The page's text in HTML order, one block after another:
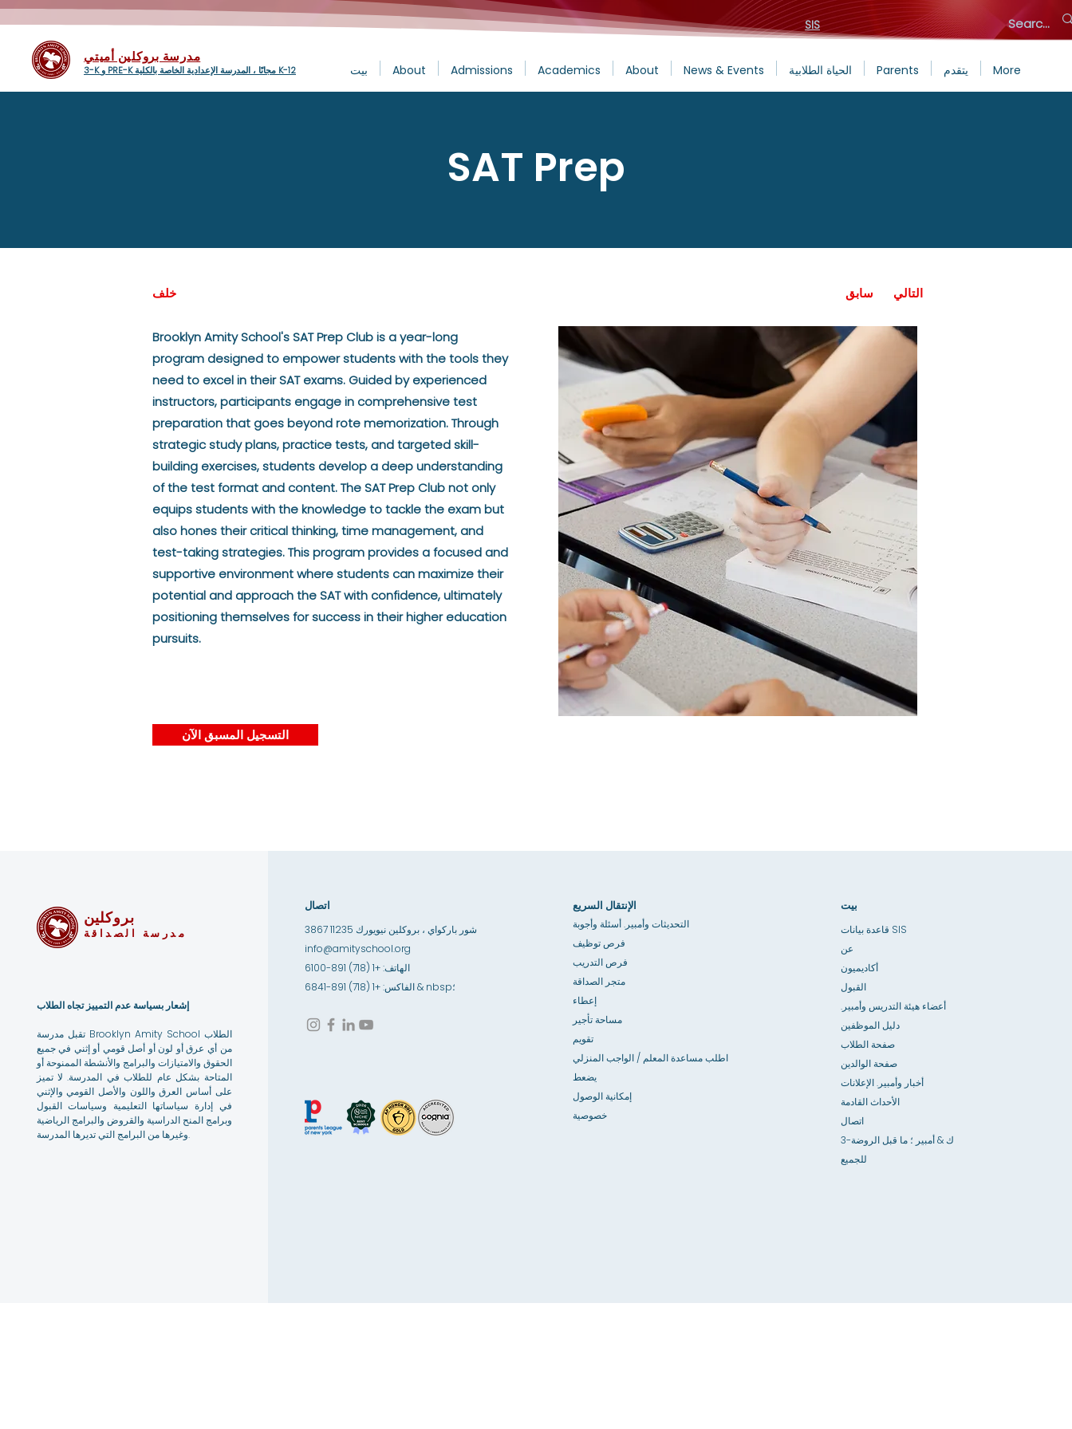
SIS
مدرسة بروكلين أميتي
3-K و PRE-K مجانًا ، المدرسة الإعدادية الخاصة بالكلية K-12 بيت About Admissions Academics About News & Events الحياة الطلابية Parents يتقدم More
SAT Prep
خلف
Brooklyn Amity School's SAT Prep Club is a year-long
program designed to empower students with the tools they
need to excel in their SAT exams. Guided by experienced
instructors, participants engage in comprehensive test
preparation that goes beyond rote memorization. Through
strategic study plans, practice tests, and targeted skill-
building exercises, students develop a deep understanding
of the test format and content. The SAT Prep Club not only
equips students with the knowledge to tackle the exam but
also hones their critical thinking, time management, and
test-taking strategies. This program provides a focused and
supportive environment where students can maximize their
potential and approach the SAT with confidence, ultimately
positioning themselves for success in their higher education
pursuits.
سابق التالي
التسجيل المسبق الآن
بروكلين
مدرسة الصداقة
إشعار بسياسة عدم التمييز تجاه الطلاب
تقبل مدرسة Brooklyn Amity School الطلاب
من أي عرق أو لون أو أصل قومي أو إثني في جميع
الحقوق والامتيازات والبرامج والأنشطة الممنوحة أو
المتاحة بشكل عام للطلاب في المدرسة. لا تميز
على أساس العرق واللون والأصل القومي والإثني
في إدارة سياساتها التعليمية وسياسات القبول
وبرامج المنح الدراسية والقروض والبرامج الرياضية
وغيرها من البرامج التي تديرها المدرسة.
اتصال
3867 شور باركواي ، بروكلين نيويورك 11235
info@amityschool.org
الهاتف: +1 (718) 891-6100
الفاكس: +1 (718) 891-6841 & nbsp؛
الإنتقال السريع
التحديثات وأمبير. أسئلة وأجوبة
فرص توظيف
فرص التدريب
متجر الصداقة
إعطاء
مساحة تأجير
تقويم
اطلب مساعدة المعلم / الواجب المنزلي
يضعط
إمكانية الوصول
خصوصية
بيت
قاعدة بيانات SIS
عن
أكاديميون
القبول
أعضاء هيئة التدريس وأمبير.
دليل الموظفين
صفحة الطلاب
صفحة الوالدين
أخبار وأمبير. الإعلانات
الأحداث القادمة
اتصال
3-ك & أمبير ؛ ما قبل الروضة
للجميع